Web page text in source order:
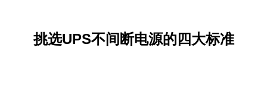
挑选UPS不间断电源的四大标准